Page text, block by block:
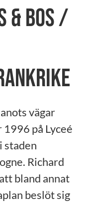
& Bos /
vägar
1996 på Lyceé
staden
Richard
bland annat
beslöt sig